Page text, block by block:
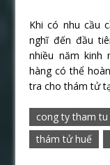
Khi có nhu cầu
nghĩ đến đầu
nhiều năm kinh
hàng có thể
tra cho thám tử
cong ty tham tu
thám tử huế